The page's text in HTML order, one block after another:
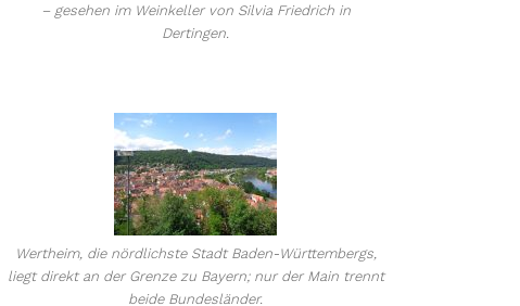
– gesehen im Weinkeller von Silvia Friedrich in
Dertingen.
Wertheim, die nördlichste Stadt Baden-Württembergs,
liegt direkt an der Grenze zu Bayern; nur der Main trennt
beide Bundesländer.